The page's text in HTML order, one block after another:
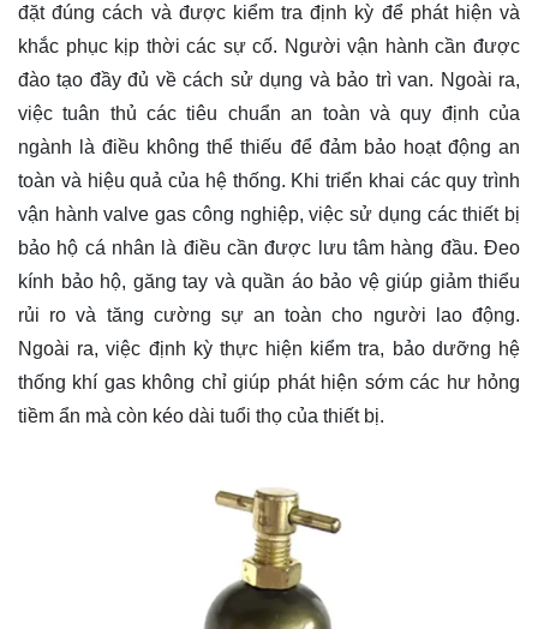
đặt đúng cách và được kiểm tra định kỳ để phát hiện và
khắc phục kịp thời các sự cố. Người vận hành cần được
đào tạo đầy đủ về cách sử dụng và bảo trì van. Ngoài ra,
việc tuân thủ các tiêu chuẩn an toàn và quy định của
ngành là điều không thể thiếu để đảm bảo hoạt động an
toàn và hiệu quả của hệ thống. Khi triển khai các quy trình
vận hành valve gas công nghiệp, việc sử dụng các thiết bị
bảo hộ cá nhân là điều cần được lưu tâm hàng đầu. Đeo
kính bảo hộ, găng tay và quần áo bảo vệ giúp giảm thiểu
rủi ro và tăng cường sự an toàn cho người lao động.
Ngoài ra, việc định kỳ thực hiện kiểm tra, bảo dưỡng hệ
thống khí gas không chỉ giúp phát hiện sớm các hư hỏng
tiềm ẩn mà còn kéo dài tuổi thọ của thiết bị.